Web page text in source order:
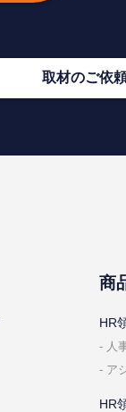
取材のご依
商
HR
⼈
ア
HR